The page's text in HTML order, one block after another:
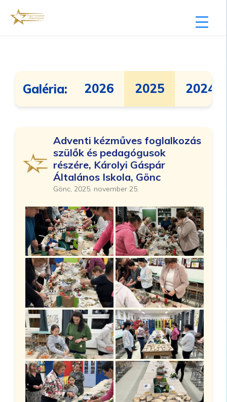
Galéria: 2026 2025 2024
Adventi kézműves foglalkozás
szülők és pedagógusok
részére, Károlyi Gáspár
Általános Iskola, Gönc
Gönc, 2025. november 25.